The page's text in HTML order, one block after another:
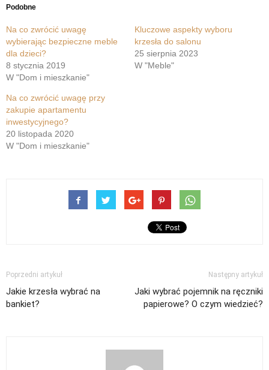
Podobne
Na co zwrócić uwagę
wybierając bezpieczne meble
dla dzieci?
8 stycznia 2019
W "Dom i mieszkanie"
Kluczowe aspekty wyboru
krzesła do salonu
25 sierpnia 2023
W "Meble"
Na co zwrócić uwagę przy
zakupie apartamentu
inwestycyjnego?
20 listopada 2020
W "Dom i mieszkanie"
Poprzedni artykuł
Jakie krzesła wybrać na
bankiet?
Następny artykuł
Jaki wybrać pojemnik na ręczniki
papierowe? O czym wiedzieć?